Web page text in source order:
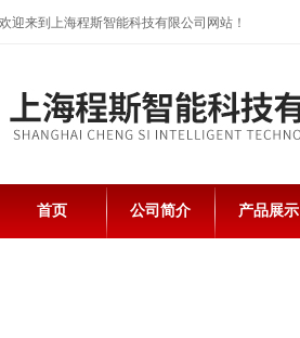
欢迎来到上海程斯智能科技有限公司网站！
首页 公司简介 产品展示